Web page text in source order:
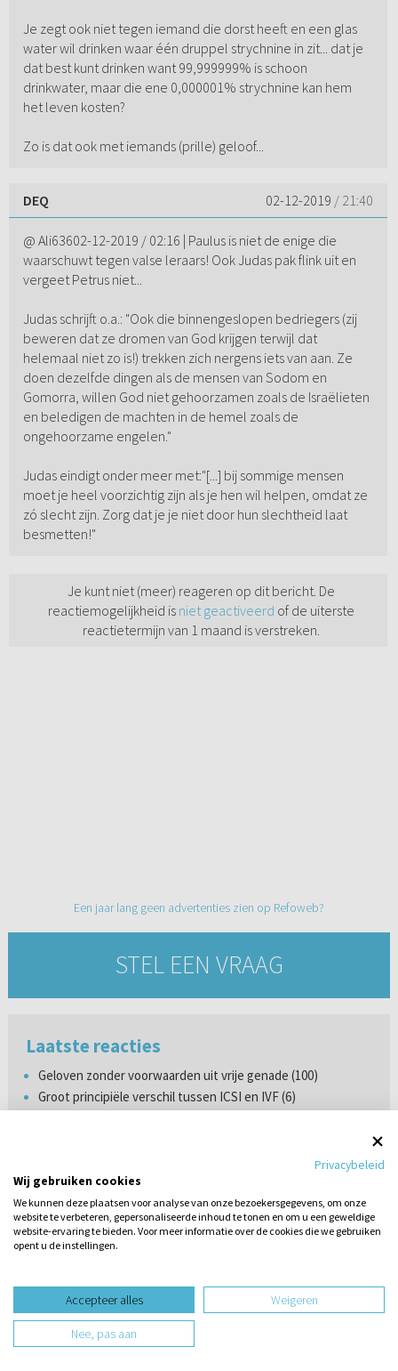
Je zegt ook niet tegen iemand die dorst heeft en een glas
water wil drinken waar één druppel strychnine in zit... dat je
dat best kunt drinken want 99,999999% is schoon
drinkwater, maar die ene 0,000001% strychnine kan hem
het leven kosten?
Zo is dat ook met iemands (prille) geloof...
DEQ 02-12-2019 / 21:40
@ Ali63602-12-2019 / 02:16 | Paulus is niet de enige die
waarschuwt tegen valse leraars! Ook Judas pak flink uit en
vergeet Petrus niet...
Judas schrijft o.a.: "Ook die binnengeslopen bedriegers (zij
beweren dat ze dromen van God krijgen terwijl dat
helemaal niet zo is!) trekken zich nergens iets van aan. Ze
doen dezelfde dingen als de mensen van Sodom en
Gomorra, willen God niet gehoorzamen zoals de Israëlieten
en beledigen de machten in de hemel zoals de
ongehoorzame engelen."
Judas eindigt onder meer met:"[...] bij sommige mensen
moet je heel voorzichtig zijn als je hen wil helpen, omdat ze
zó slecht zijn. Zorg dat je je niet door hun slechtheid laat
besmetten!"
Je kunt niet (meer) reageren op dit bericht. De
reactiemogelijkheid is niet geactiveerd of de uiterste
reactietermijn van 1 maand is verstreken.
Een jaar lang geen advertenties zien op Refoweb?
STEL EEN VRAAG
Laatste reacties
Geloven zonder voorwaarden uit vrije genade (100)
Groot principiële verschil tussen ICSI en IVF (6)
Interesse in het geloof (1)
Behoudende familie (niet) vertellen over geaardheid (4)
TikTok-trends (1)
Geloven met diverse stoornissen (1)
PANELLEDEN
een vraag
Privacybeleid
Wij gebruiken cookies
We kunnen deze plaatsen voor analyse van onze bezoekersgegevens, om onze
website te verbeteren, gepersonaliseerde inhoud te tonen en om u een geweldige
website-ervaring te bieden. Voor meer informatie over de cookies die we gebruiken
opent u de instellingen.
Accepteer alles Weigeren
Nee, pas aan